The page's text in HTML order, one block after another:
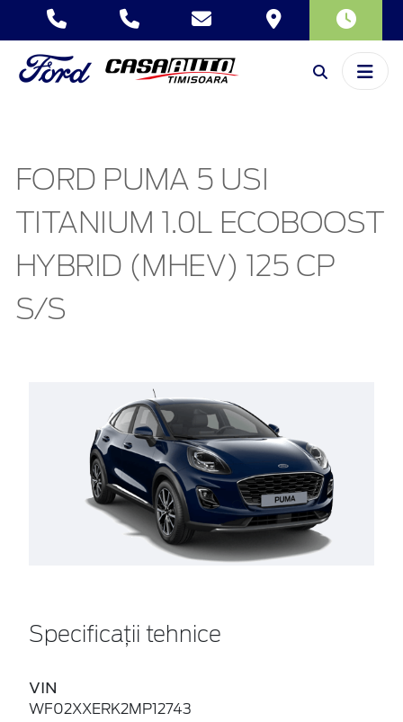
FORD PUMA 5 USI
TITANIUM 1.0L ECOBOOST
HYBRID (MHEV) 125 CP
S/S
Specificații tehnice
VIN
WF02XXERK2MP12743